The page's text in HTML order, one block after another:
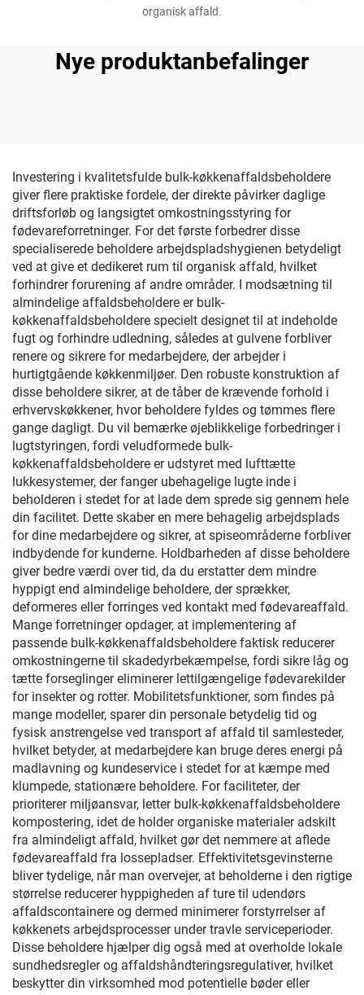
organisk affald.
Nye produktanbefalinger
Investering i kvalitetsfulde bulk-køkkenaffaldsbeholdere
giver flere praktiske fordele, der direkte påvirker daglige
driftsforløb og langsigtet omkostningsstyring for
fødevareforretninger. For det første forbedrer disse
specialiserede beholdere arbejdspladshygienen betydeligt
ved at give et dedikeret rum til organisk affald, hvilket
forhindrer forurening af andre områder. I modsætning til
almindelige affaldsbeholdere er bulk-
køkkenaffaldsbeholdere specielt designet til at indeholde
fugt og forhindre udledning, således at gulvene forbliver
renere og sikrere for medarbejdere, der arbejder i
hurtigtgående køkkenmiljøer. Den robuste konstruktion af
disse beholdere sikrer, at de tåber de krævende forhold i
erhvervskøkkener, hvor beholdere fyldes og tømmes flere
gange dagligt. Du vil bemærke øjeblikkelige forbedringer i
lugtstyringen, fordi veludformede bulk-
køkkenaffaldsbeholdere er udstyret med lufttætte
lukkesystemer, der fanger ubehagelige lugte inde i
beholderen i stedet for at lade dem sprede sig gennem hele
din facilitet. Dette skaber en mere behagelig arbejdsplads
for dine medarbejdere og sikrer, at spiseområderne forbliver
indbydende for kunderne. Holdbarheden af disse beholdere
giver bedre værdi over tid, da du erstatter dem mindre
hyppigt end almindelige beholdere, der sprækker,
deformeres eller forringes ved kontakt med fødevareaffald.
Mange forretninger opdager, at implementering af
passende bulk-køkkenaffaldsbeholdere faktisk reducerer
omkostningerne til skadedyrbekæmpelse, fordi sikre låg og
tætte forseglinger eliminerer lettilgængelige fødevarekilder
for insekter og rotter. Mobilitetsfunktioner, som findes på
mange modeller, sparer din personale betydelig tid og
fysisk anstrengelse ved transport af affald til samlesteder,
hvilket betyder, at medarbejdere kan bruge deres energi på
madlavning og kundeservice i stedet for at kæmpe med
klumpede, stationære beholdere. For faciliteter, der
prioriterer miljøansvar, letter bulk-køkkenaffaldsbeholdere
kompostering, idet de holder organiske materialer adskilt
fra almindeligt affald, hvilket gør det nemmere at aflede
fødevareaffald fra lossepladser. Effektivitetsgevinsterne
bliver tydelige, når man overvejer, at beholderne i den rigtige
størrelse reducerer hyppigheden af ture til udendørs
affaldscontainere og dermed minimerer forstyrrelser af
køkkenets arbejdsprocesser under travle serviceperioder.
Disse beholdere hjælper dig også med at overholde lokale
sundhedsregler og affaldshåndteringsregulativer, hvilket
beskytter din virksomhed mod potentielle bøder eller